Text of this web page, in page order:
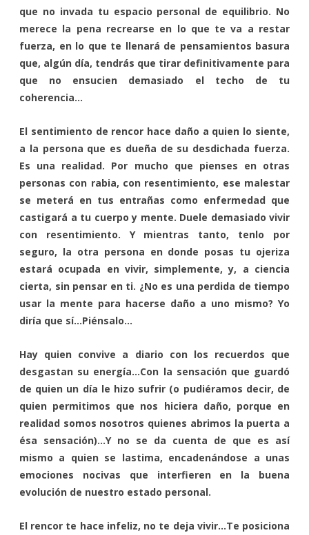
que no invada tu espacio personal de equilibrio. No
merece la pena recrearse en lo que te va a restar
fuerza, en lo que te llenará de pensamientos basura
que, algún día, tendrás que tirar definitivamente para
que no ensucien demasiado el techo de tu
coherencia…
El sentimiento de rencor hace daño a quien lo siente,
a la persona que es dueña de su desdichada fuerza.
Es una realidad. Por mucho que pienses en otras
personas con rabia, con resentimiento, ese malestar
se meterá en tus entrañas como enfermedad que
castigará a tu cuerpo y mente. Duele demasiado vivir
con resentimiento. Y mientras tanto, tenlo por
seguro, la otra persona en donde posas tu ojeriza
estará ocupada en vivir, simplemente, y, a ciencia
cierta, sin pensar en ti. ¿No es una perdida de tiempo
usar la mente para hacerse daño a uno mismo? Yo
diría que sí…Piénsalo…
Hay quien convive a diario con los recuerdos que
desgastan su energía…Con la sensación que guardó
de quien un día le hizo sufrir (o pudiéramos decir, de
quien permitimos que nos hiciera daño, porque en
realidad somos nosotros quienes abrimos la puerta a
ésa sensación)…Y no se da cuenta de que es así
mismo a quien se lastima, encadenándose a unas
emociones nocivas que interfieren en la buena
evolución de nuestro estado personal.
El rencor te hace infeliz, no te deja vivir…Te posiciona